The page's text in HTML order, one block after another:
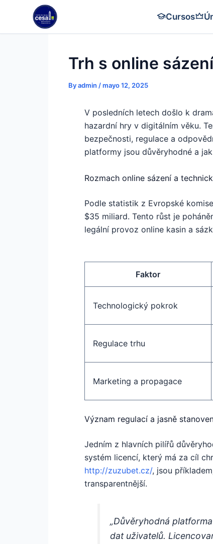
content
Cursos
Trh s online
Byadmin /mayo 12, 2025
V posledních letech došlo k
hazardní hry v digitálním věku.
bezpečnosti, regulace a
platformy jsou důvěryhodné a
Rozmach online sázení a
Podle statistik z Evropské
$35 miliard. Tento růst je
legální provoz online kasin a
Faktor
Technologický pokrok
Regulace trhu
Marketing a propagace
Význam regulací a jasně
Jedním z hlavních pilířů
systém licencí, který má za cíl
http://zuzubet.cz/, jsou
transparentnější.
„Důvěryhodná
dat uživatelů.